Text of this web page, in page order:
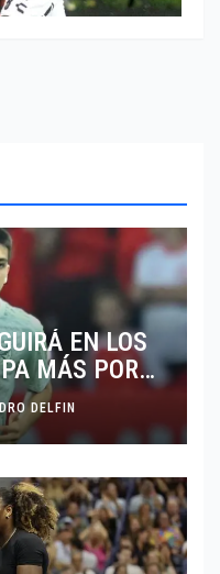
EN LOS
MÁS POR
DELFIN